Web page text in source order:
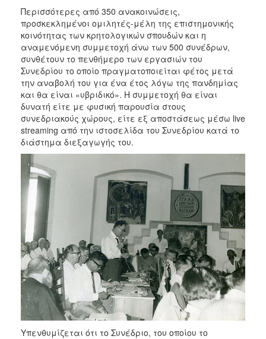
Περισσότερες από 350 ανακοινώσεις,
προσκεκλημένοι ομιλητές-μέλη της επιστημονικής
κοινότητας των κρητολογικών σπουδών και η
αναμενόμενη συμμετοχή άνω των 500 συνέδρων,
συνθέτουν το πενθήμερο των εργασιών του
Συνεδρίου το οποίο πραγματοποιείται φέτος μετά
την αναβολή του για ένα έτος λόγω της πανδημίας
και θα είναι «υβριδικό». Η συμμετοχή θα είναι
δυνατή είτε με φυσική παρουσία στους
συνεδριακούς χώρους, είτε εξ αποστάσεως μέσω live
streaming από την ιστοσελίδα του Συνεδρίου κατά το
διάστημα διεξαγωγής του.
Υπενθυμίζεται ότι το Συνέδριο, του οποίου το